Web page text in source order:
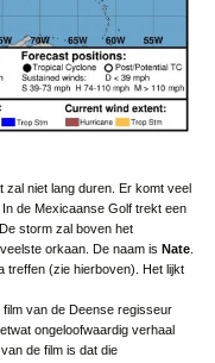
niet lang duren. Er komt veel
de Mexicaanse Golf trekt een
De storm zal boven het
orkaan. De naam is Nate.
treffen (zie hierboven). Het lijkt
van de Deense regisseur
ongeloofwaardig verhaal
de film is dat die